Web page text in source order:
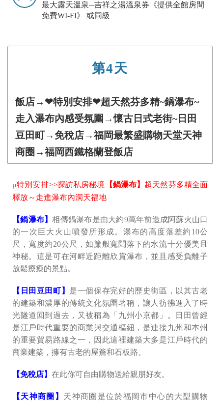
最大露天溫泉─吉祥之湯溫泉券《提供全館房間
免費WI-FI》 或同級
第4天
飯店→❤特別安排❤超天然芬多精~鍋瀑布~
走入瀑布內感受氛圍→懷古日式老街~日田
豆田町→免稅店→福岡最繁盛購物天堂天神
商圈→福岡西鐵格蘭登飯店
µ特別安排>>探訪私房秘境 【鍋瀑布】 超天然芬多精全面
釋放～走進瀑布內洞天福地
【鍋瀑布】相傳鍋瀑布是由大約9萬年前造成阿蘇火山口
的一次巨大火山噴發所形成。瀑布的高度落差約10公
尺，寬度約20公尺，如簾般寬闊落下的水流十分優美且
神秘。這是可在河畔近距離欣賞瀑布，並且感受負離子
放鬆療癒的景點。
【日田豆田町】 是一個保存完好的歷史街區，以其古老
的建築和濃厚的傳統文化氛圍著稱，讓人彷彿進入了時
光隧道回到過去，又被稱為「九州小京都」。日田曾經
是江戶時代重要的商業與交通樞紐，是連接九州和本州
的重要貿易路線之一，因此這裡建築大多是江戶時代的
商業建築，擁有古老的屋簷和石板路。
【免稅店】 在此你可自由購物送給親朋好友。
【天神商圈】 天神商圈是位於福岡市中心的大型購物